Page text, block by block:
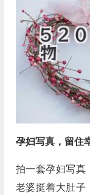
孕妇写真，留住
拍一套孕妇写真
老婆挺着大肚子